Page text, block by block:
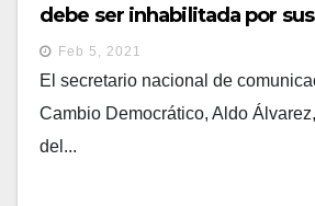
debe ser inhabilitada por
pandillas
Feb 5, 2021
El secretario nacional de
Cambio Democrático, Aldo
del...